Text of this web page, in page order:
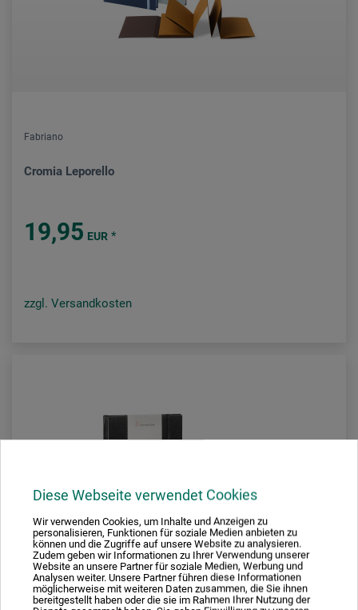
Diese Webseite verwendet Cookies
Wir verwenden Cookies, um Inhalte und Anzeigen zu
personalisieren, Funktionen für soziale Medien anbieten zu
können und die Zugriffe auf unsere Website zu analysieren.
Zudem geben wir Informationen zu Ihrer Verwendung unserer
Website an unsere Partner für soziale Medien, Werbung und
Analysen weiter. Unsere Partner führen diese Informationen
möglicherweise mit weiteren Daten zusammen, die Sie ihnen
bereitgestellt haben oder die sie im Rahmen Ihrer Nutzung der
Fabriano
Cromia Leporello
19,95 EUR *
zzgl. Versandkosten